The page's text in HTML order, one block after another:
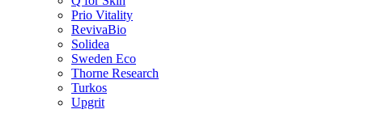
Prio Vitality
RevivaBio
Solidea
Sweden Eco
Thorne Research
Turkos
Upgrit